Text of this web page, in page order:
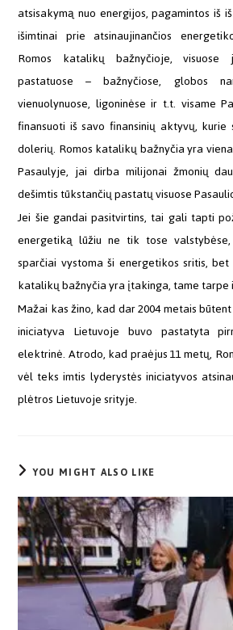
atsisakymą nuo energijos, pagamintos iš
išimtinai prie atsinaujinančios
Romos katalikų bažnyčioje, visuose
pastatuose – bažnyčiose, globos
vienuolynuose, ligoninėse ir t.t. visame
finansuoti iš savo finansinių aktyvų,
dolerių. Romos katalikų bažnyčia yra
Pasaulyje, jai dirba milijonai žmonių
dešimtis tūkstančių pastatų visuose
Jei šie gandai pasitvirtins, tai gali tapti
energetiką lūžiu ne tik tose
sparčiai vystoma ši energetikos sritis,
katalikų bažnyčia yra įtakinga, tame tarpe
Mažai kas žino, kad dar 2004 metais
iniciatyva Lietuvoje buvo pastatyta
elektrinė. Atrodo, kad praėjus 11 metų,
vėl teks imtis lyderystės iniciatyvos
plėtros Lietuvoje srityje.
YOU MIGHT ALSO LIKE